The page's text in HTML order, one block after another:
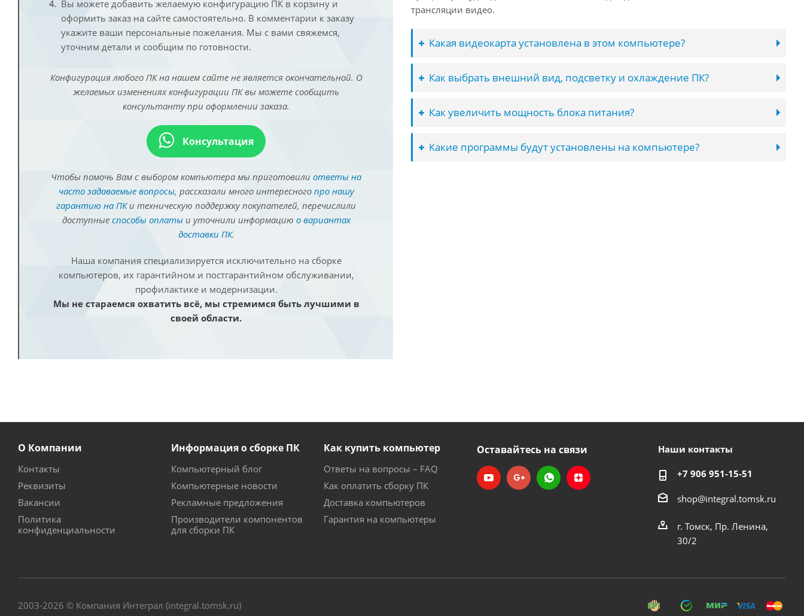
Вы можете добавить желаемую конфигурацию ПК в корзину и
оформить заказ на сайте самостоятельно. В комментарии к заказу
укажите ваши персональные пожелания. Мы с вами свяжемся,
уточним детали и сообщим по готовности.
Конфигурация любого ПК на нашем сайте не является окончательной. О
желаемых изменениях конфигурации ПК вы можете сообщить
консультанту при оформлении заказа.
Консультация
Чтобы помочь Вам с выбором компьютера мы приготовили ответы на
часто задаваемые вопросы, рассказали много интересного про нашу
гарантию на ПКи техническую поддержку покупателей, перечислили
доступные способы оплатыи уточнили информацию о вариантах
доставки ПК.
Наша компания специализируется исключительно на сборке
компьютеров, их гарантийном и постгарантийном обслуживании,
профилактике и модернизации.
Мы не стараемся охватить всё, мы стремимся быть лучшими в
своей области.
трансляции видео.
Какая видеокарта установлена в этом компьютере?
Как выбрать внешний вид, подсветку и охлаждение ПК?
Как увеличить мощность блока питания?
Какие программы будут установлены на компьютере?
О Компании
Контакты
Реквизиты
Вакансии
Политика
конфиденциальности
Информация о сборке ПК
Компьютерный блог
Компьютерные новости
Рекламные предложения
Производители компонентов
для сборки ПК
Как купить компьютер
Ответы на вопросы – FAQ
Как оплатить сборку ПК
Доставка компьютеров
Гарантия на компьютеры
Оставайтесь на связи Наши контакты
+7 906 951-15-51
shop@integral.tomsk.ru
г. Томск, Пр. Ленина,
30/2
2003-2026 © Компания Интеграл (integral.tomsk.ru)